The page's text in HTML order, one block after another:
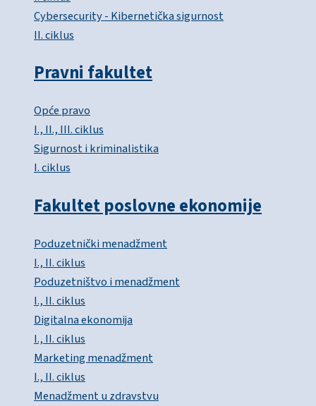
Cybersecurity - Kibernetička sigurnost
II. ciklus
Pravni fakultet
Opće pravo
I., II., III. ciklus
Sigurnost i kriminalistika
I. ciklus
Fakultet poslovne ekonomije
Poduzetnički menadžment
I., II. ciklus
Poduzetništvo i menadžment
I., II. ciklus
Digitalna ekonomija
I., II. ciklus
Marketing menadžment
I., II. ciklus
Menadžment u zdravstvu